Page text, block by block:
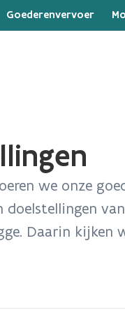
Goederenvervoer
we onze
Daarin kijken